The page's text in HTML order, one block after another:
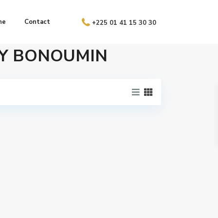
Contact +225 01 41 15 30 30
BONOUMIN